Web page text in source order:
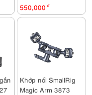
550,000 đ
Khớp nối SmallRig
Magic Arm 3873